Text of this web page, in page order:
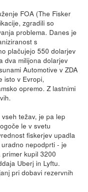
FOA (The Fisker
zgradili so
problema. Danes je
s
plačujejo 550 dolarjev
dva milijona dolarjev
Automotive v ZDA
isto v Evropi,
opremo. Z lastnimi
težav, je pa lep
le v svetu
fiskerjev upadla
nepodprti - je
kupil 3200
Uberj in Lyftu.
pri dobavi rezervnih